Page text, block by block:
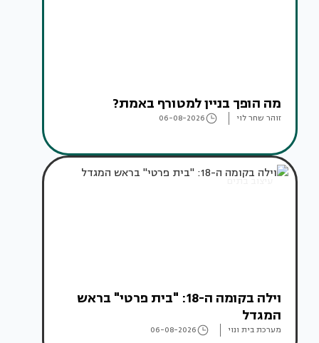
מה הופך בניין למטורף באמת?
זוהר שחר לוי 06-08-2026
עיצוב בתים
וילה בקומה ה-18: "בית פרטי" בראש
המגדל
מערכת בית ונוי 06-08-2026